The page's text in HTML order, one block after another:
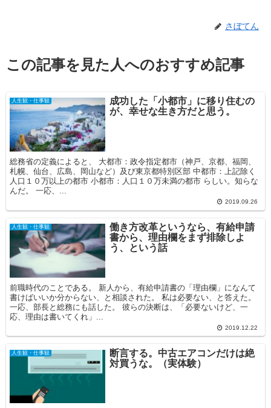
さぼてん
この記事を見た人へのおすすめ記事
人生観・仕事観
成功した「小都市」に移り住むの
が、幸せな生き方だと思う。
総務省の定義によると、 大都市：政令指定都市（神戸、京都、福岡、
札幌、仙台、広島、岡山など）及び東京都特別区部 中都市：上記除く
人口１０万以上の都市 小都市：人口１０万未満の都市 らしい。知らな
んだ。 一応、...
2019.09.26
人生観・仕事観
働き方改革というなら、有給申請
書から、理由欄をまず排除しよ
う、という話
前職時代のことである。 新人から、有給申請書の「理由欄」になんて
書けばいいか分からない、と相談された。 私は必要ない、と答えた。
一応、部長と総務にも話した。 彼らの決断は、「必要ないけど、一
応、理由は書いてくれ」...
2019.12.22
人生観・仕事観
断言する。中古エアコンだけは絶
対買うな。（実体験）